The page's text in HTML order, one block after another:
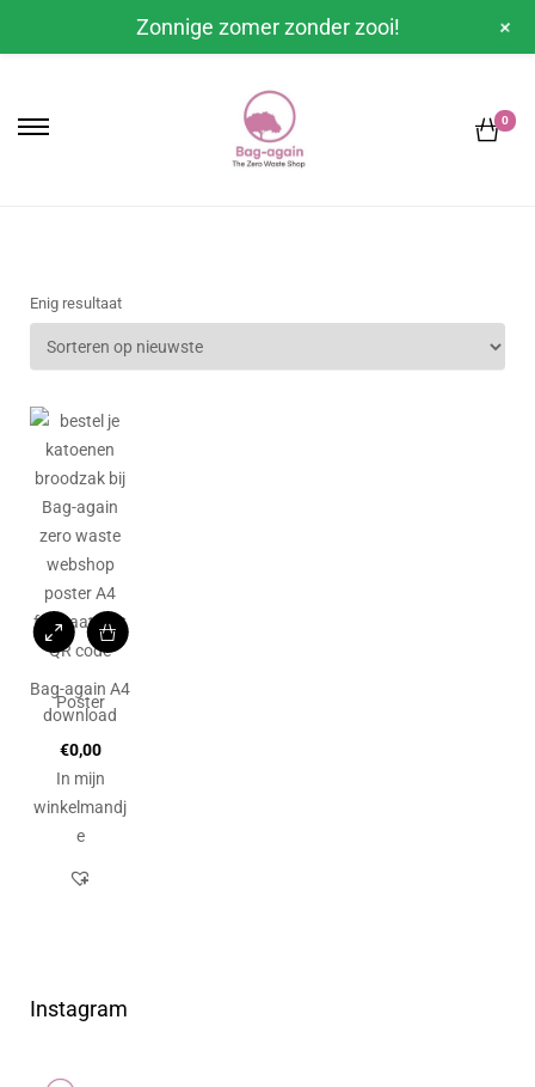
0
Enig resultaat
Bag-again A4
Poster
download
€0,00
In mijn
winkelmandj
e
Instagram
Zonnige zomer zonder zooi! +